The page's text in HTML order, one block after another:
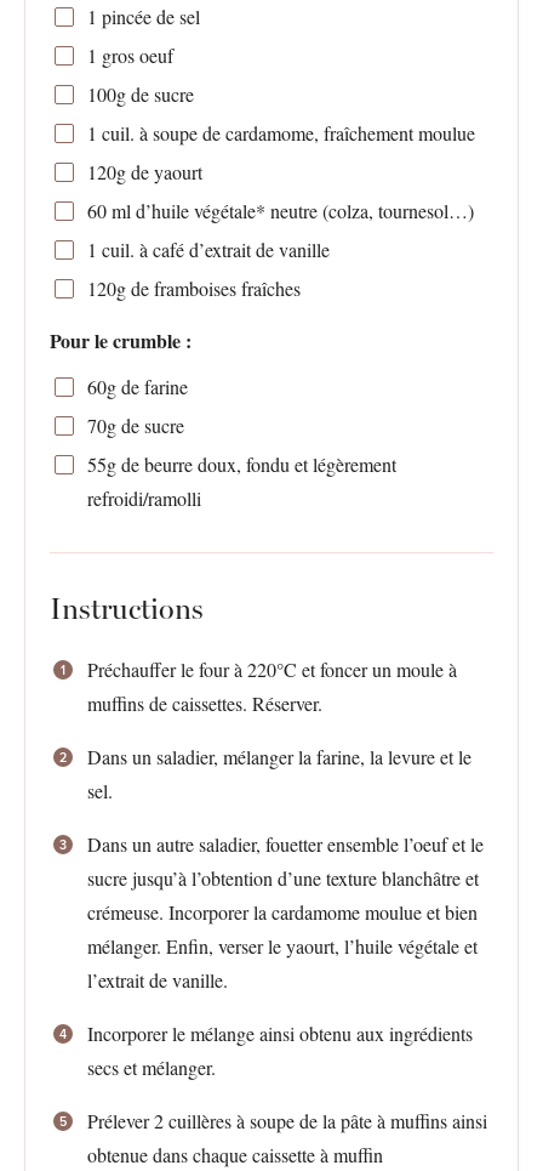
1 pincée de sel
1 gros oeuf
100gde sucre
1 cuil. à soupe de cardamome, fraîchement moulue
120gde yaourt
60ml d’huile végétale* neutre (colza, tournesol…)
1 cuil. à café d’extrait de vanille
120gde framboises fraîches
Pour le crumble :
60gde farine
70gde sucre
55gde beurre doux, fondu et légèrement
refroidi/ramolli
Instructions
Préchauffer le four à 220°C et foncer un moule à
muffins de caissettes. Réserver.
Dans un saladier, mélanger la farine, la levure et le
sel.
Dans un autre saladier, fouetter ensemble l’oeuf et le
sucre jusqu’à l’obtention d’une texture blanchâtre et
crémeuse. Incorporer la cardamome moulue et bien
mélanger. Enfin, verser le yaourt, l’huile végétale et
l’extrait de vanille.
Incorporer le mélange ainsi obtenu aux ingrédients
secs et mélanger.
Prélever 2 cuillères à soupe de la pâte à muffins ainsi
obtenue dans chaque caissette à muffin